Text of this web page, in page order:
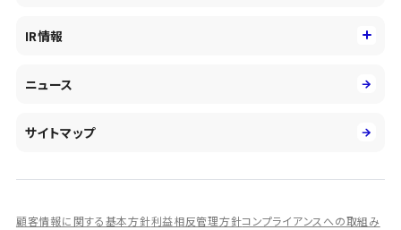
投資事業の拡大
DXとシステムモダナイゼーション
人的資本経営の取組み
キャリア採用
障がい者採用
社会
IR情報
有価証券報告書／四半期報告書
統合報告書
ディスクロージャー誌
ニュース
サイトマップ
顧客情報に関する基本方針利益相反管理方針コンプライアンスへの取組み